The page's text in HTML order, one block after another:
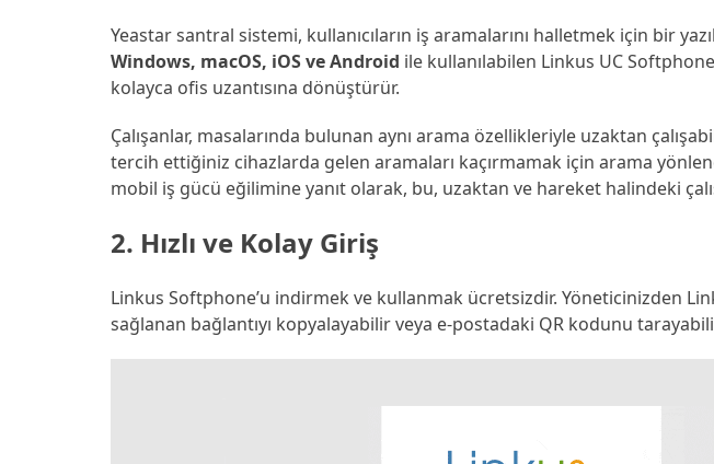
Yeastar santral sistemi, kullanıcıların iş aramalarını halletmek için bir
Windows, macOS, iOS ve Android ile kullanılabilen Linkus UC
kolayca ofis uzantısına dönüştürür.
Çalışanlar, masalarında bulunan aynı arama özellikleriyle uzaktan
tercih ettiğiniz cihazlarda gelen aramaları kaçırmamak için arama
mobil iş gücü eğilimine yanıt olarak, bu, uzaktan ve hareket halindeki
2. Hızlı ve Kolay Giriş
Linkus Softphone’u indirmek ve kullanmak ücretsizdir. Yöneticinizden
sağlanan bağlantıyı kopyalayabilir veya e-postadaki QR kodunu